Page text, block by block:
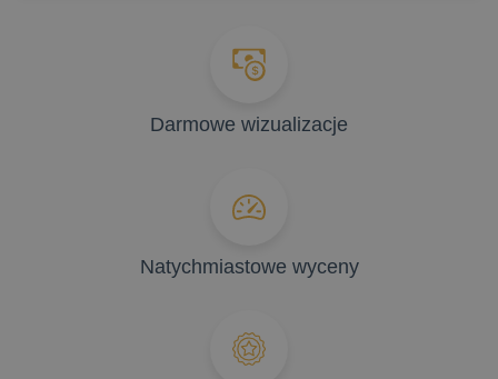
Darmowe wizualizacje
Natychmiastowe wyceny